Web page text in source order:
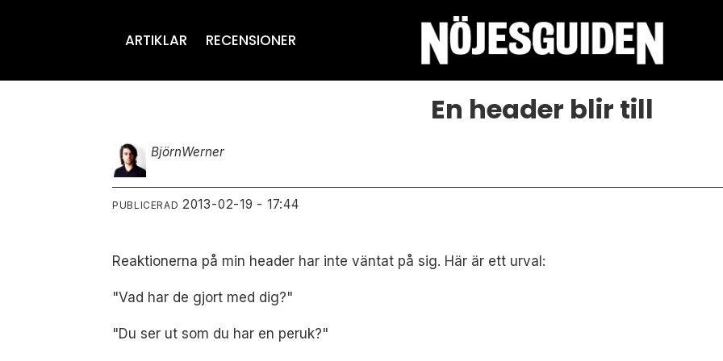
ARTIKLAR RECENSIONER
En header blir till
BjörnWerner
PUBLICERAD 2013-02-19 - 17:44
Reaktionerna på min header har inte väntat på sig. Här är ett urval:
"Vad har de gjort med dig?"
"Du ser ut som du har en peruk?"